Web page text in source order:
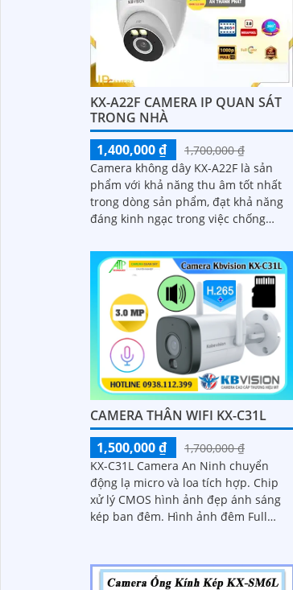
KX-A22F CAMERA IP QUAN SÁT
TRONG NHÀ
1,400,000 ₫
1,700,000 ₫
Camera không dây KX-A22F là sản
phẩm với khả năng thu âm tốt nhất
trong dòng sản phẩm, đạt khả năng
đáng kinh ngạc trong việc chống
detection)...
CAMERA THÂN WIFI KX-C31L
1,500,000 ₫
1,700,000 ₫
KX-C31L Camera An Ninh chuyển
động lạ micro và loa tích hợp. Chip
xử lý CMOS hình ảnh đẹp ánh sáng
kép ban đêm. Hình ảnh đêm Full